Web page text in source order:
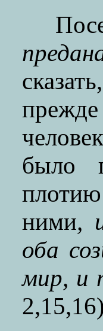
было
ними,
оба
мир, и